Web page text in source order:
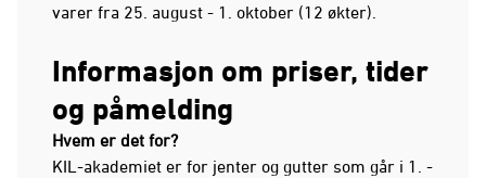
varer fra 25. august - 1. oktober (12 økter).
Informasjon om priser, tider
og påmelding
Hvem er det for?
KIL-akademiet er for jenter og gutter som går i 1. -